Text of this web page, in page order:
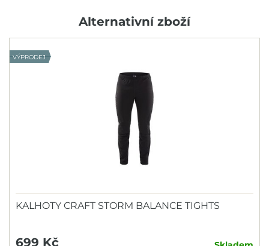
Alternativní zboží
VÝPRODEJ
KALHOTY CRAFT STORM BALANCE TIGHTS
699 Kč